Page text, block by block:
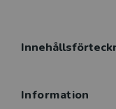
enligt Gy25? I
undervisning för
Information